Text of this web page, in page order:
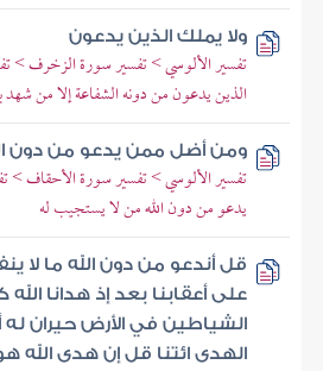
ولا يملك الذين يدعون
تفسير الألوسي > تفسير سورة الزخرف >
الذين يدعون من دونه الشفاعة إلا من شهد
ومن أضل ممن يدعو من دون
تفسير الألوسي > تفسير سورة الأحقاف >
يدعو من دون الله من لا يستجيب له
قل أندعو من دون الله ما لا
على أعقابنا بعد إذ هدانا
الشياطين في الأرض حيران
الهدى ائتنا قل إن هدى الله